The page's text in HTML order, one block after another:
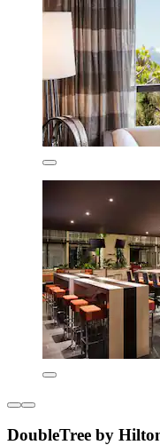
DoubleTree by